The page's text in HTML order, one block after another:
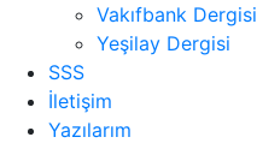
Vakıfbank Dergisi
Yeşilay Dergisi
SSS
İletişim
Yazılarım